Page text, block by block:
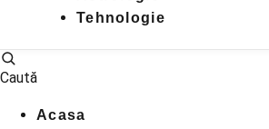
Tehnologie
Caută
Acasa